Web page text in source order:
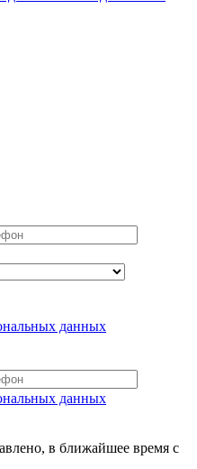
данных
данных
в ближайшее время с